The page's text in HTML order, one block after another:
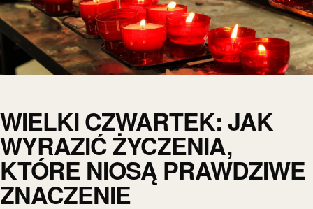
WIELKI CZWARTEK: JAK
WYRAZIĆ ŻYCZENIA,
KTÓRE NIOSĄ PRAWDZIWE
ZNACZENIE